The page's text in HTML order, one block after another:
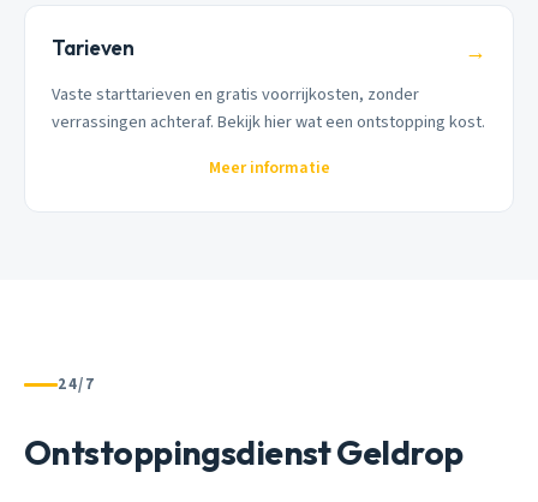
Tarieven →
Vaste starttarieven en gratis voorrijkosten, zonder
verrassingen achteraf. Bekijk hier wat een ontstopping kost.
Meer informatie
24/7
Ontstoppingsdienst Geldrop